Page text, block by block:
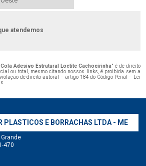
atendemos
Adesivo Estrutural Loctite Cachoeirinha" é de direito
ou total, mesmo citando nossos links, é proibida sem a
de direito autoral – artigo 184 do Código Penal –
Lei
PLASTICOS E BORRACHAS LTDA - ME
470